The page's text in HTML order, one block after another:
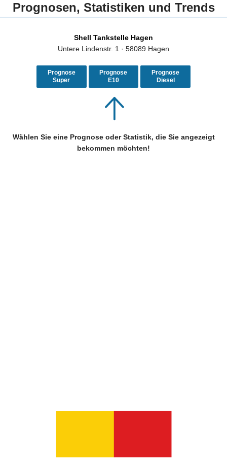
Prognosen, Statistiken und Trends
Shell Tankstelle Hagen
Untere Lindenstr. 1 · 58089 Hagen
Prognose
Super
Prognose
E10
Prognose
Diesel
Wählen Sie eine Prognose oder Statistik, die Sie angezeigt
bekommen möchten!